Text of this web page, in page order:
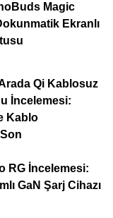
Magic
Ekranlı
Qi Kablosuz
İncelemesi:
Kablo
RG İncelemesi:
GaN Şarj Cihazı